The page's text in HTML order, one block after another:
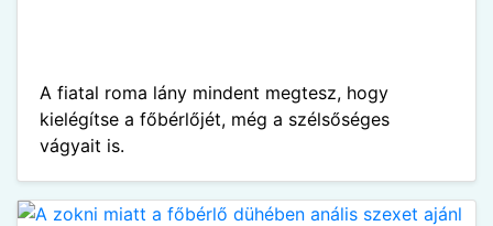
A fiatal roma lány mindent megtesz, hogy
kielégítse a főbérlőjét, még a szélsőséges
vágyait is.